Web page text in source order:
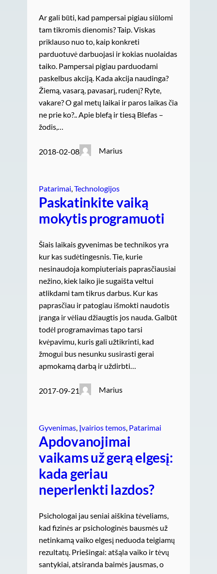
Ar gali būti, kad pampersai pigiau siūlomi
tam tikromis dienomis? Taip. Viskas
priklauso nuo to, kaip konkreti
parduotuvė darbuojasi ir kokias nuolaidas
taiko. Pampersai pigiau parduodami
paskelbus akciją. Kada akcija naudinga?
Žiemą, vasarą, pavasarį, rudenį? Ryte,
vakare? O gal metų laikai ir paros laikas čia
ne prie ko?.. Apie blefą ir tiesą Blefas –
žodis,…
2018-02-08 Marius
Patarimai, Technologijos
Paskatinkite vaiką
mokytis programuoti
Šiais laikais gyvenimas be technikos yra
kur kas sudėtingesnis. Tie, kurie
nesinaudoja kompiuteriais paprasčiausiai
nežino, kiek laiko jie sugaišta veltui
atlikdami tam tikrus darbus. Kur kas
paprasčiau ir patogiau išmokti naudotis
įranga ir vėliau džiaugtis jos nauda. Galbūt
todėl programavimas tapo tarsi
kvėpavimu, kuris gali užtikrinti, kad
žmogui bus nesunku susirasti gerai
apmokamą darbą ir uždirbti…
2017-09-21 Marius
Gyvenimas, Įvairios temos, Patarimai
Apdovanojimai
vaikams už gerą elgesį:
kada geriau
neperlenkti lazdos?
Psichologai jau seniai aiškina tėveliams,
kad fizinės ar psichologinės bausmės už
netinkamą vaiko elgesį neduoda teigiamų
rezultatų. Priešingai: atšąla vaiko ir tėvų
santykiai, atsiranda baimės jausmas, o